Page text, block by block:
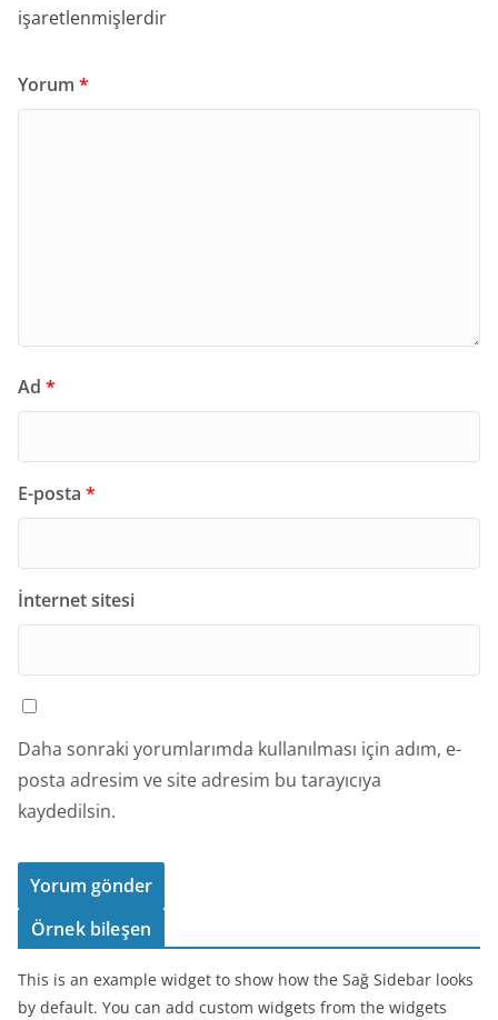
işaretlenmişlerdir
Yorum *
Ad *
E-posta *
İnternet sitesi
Daha sonraki yorumlarımda kullanılması için adım, e-
posta adresim ve site adresim bu tarayıcıya
kaydedilsin.
Örnek bileşen
This is an example widget to show how the Sağ Sidebar looks
by default. You can add custom widgets from the widgets